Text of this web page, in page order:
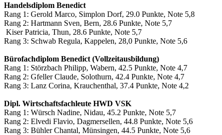
Handelsdiplom Benedict
Rang 1: Gerold Marco, Simplon Dorf, 29.0 Punkte, Note 5,8
Rang 2: Hartmann Sven, Bern, 28.6 Punkte, Note 5,7
Kiser Patricia, Thun, 28.6 Punkte, Note 5,7
Rang 3: Schwab Regula, Kappelen, 28,0 Punkte, Note 5,6
Bürofachdiplom Benedict (Vollzeitausbildung)
Rang 1: Störzbach Philipp, Wabern, 42.5 Punkte, Note 4,7
Rang 2: Gfeller Claude, Solothurn, 42.4 Punkte, Note 4,7
Rang 3: Lanz Corina, Krauchenthal, 37.4 Punkte, Note 4,2
Dipl. Wirtschaftsfachleute HWD VSK
Rang 1: Würsch Nadine, Nidau, 45.2 Punkte, Note 5,7
Rang 2: Elvedi Flavio, Dagmersellen, 44.8 Punkte, Note 5,6
Rang 3: Bühler Chantal, Münsingen, 44.5 Punkte, Note 5,6